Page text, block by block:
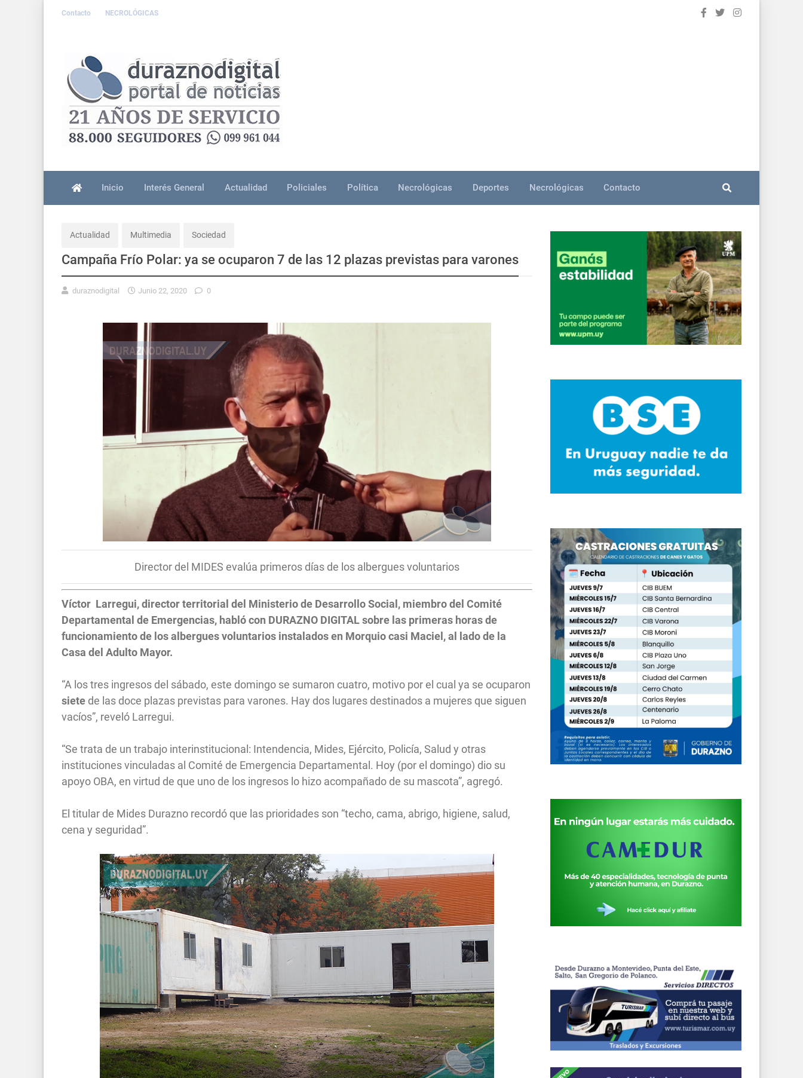
Contacto NECROLÓGICAS
Inicio Interés General Actualidad Policiales Política Necrológicas Deportes Necrológicas Contacto
Actualidad Multimedia Sociedad
Campaña Frío Polar: ya se ocuparon 7 de las 12 plazas previstas para varones
duraznodigital Junio 22, 2020 0
Director del MIDES evalúa primeros días de los albergues voluntarios
Víctor Larregui, director territorial del Ministerio de Desarrollo Social, miembro del Comité
Departamental de Emergencias, habló con DURAZNO DIGITAL sobre las primeras horas de
funcionamiento de los albergues voluntarios instalados en Morquio casi Maciel, al lado de la
Casa del Adulto Mayor.
“A los tres ingresos del sábado, este domingo se sumaron cuatro, motivo por el cual ya se ocuparon
siete de las doce plazas previstas para varones. Hay dos lugares destinados a mujeres que siguen
vacíos”, reveló Larregui.
“Se trata de un trabajo interinstitucional: Intendencia, Mides, Ejército, Policía, Salud y otras
instituciones vinculadas al Comité de Emergencia Departamental. Hoy (por el domingo) dio su
apoyo OBA, en virtud de que uno de los ingresos lo hizo acompañado de su mascota”, agregó.
El titular de Mides Durazno recordó que las prioridades son “techo, cama, abrigo, higiene, salud,
cena y seguridad”.